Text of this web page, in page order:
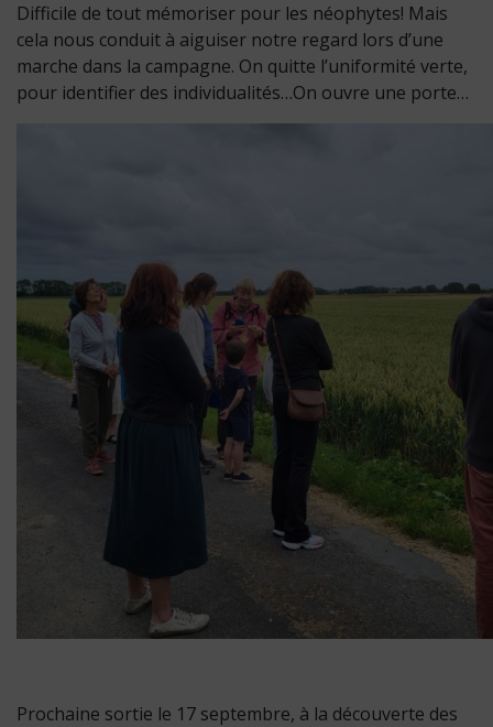
Difficile de tout mémoriser pour les néophytes! Mais
cela nous conduit à aiguiser notre regard lors d’une
marche dans la campagne. On quitte l’uniformité verte,
pour identifier des individualités…On ouvre une porte…
Prochaine sortie le 17 septembre, à la découverte des